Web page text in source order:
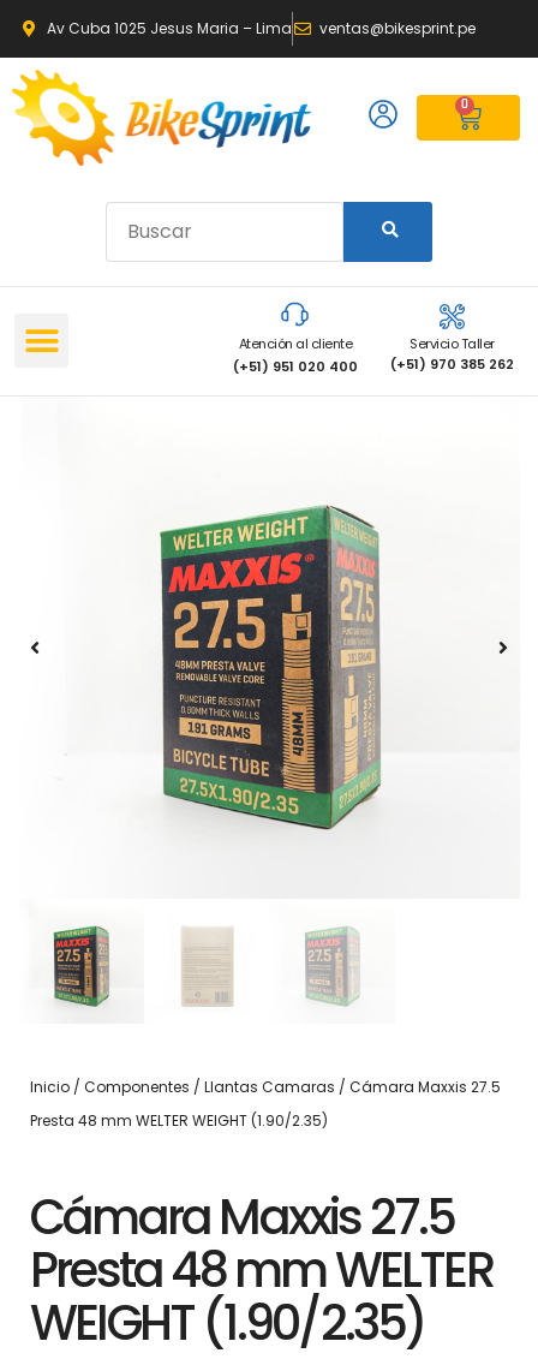
Av Cuba 1025 Jesus Maria – Lima ventas@bikesprint.pe
0
Atención al cliente
(+51) 951 020 400
Servicio Taller
(+51) 970 385 262
Inicio / Componentes / Llantas Camaras / Cámara Maxxis 27.5
Presta 48 mm WELTER WEIGHT (1.90/2.35)
Cámara Maxxis 27.5
Presta 48 mm WELTER
WEIGHT (1.90/2.35)